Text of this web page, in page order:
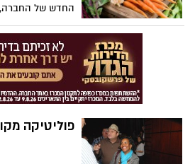
החדש של החברה,
לקיים אורח חיים
עצמם וכלפי
פוליטיקה